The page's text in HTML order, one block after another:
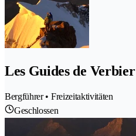
Les Guides de Verbier
Bergführer • Freizeitaktivitäten
Geschlossen